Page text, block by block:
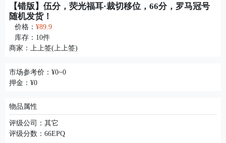
【错版】伍分，荧光福耳·裁切移位，66分，罗马冠号
随机发货！
价格： ¥89.9
库存： 10件
商家： 上上签(上上签)
市场参考价：¥0~0
押金：¥0
物品属性
评级公司：其它
评级分数：66EPQ